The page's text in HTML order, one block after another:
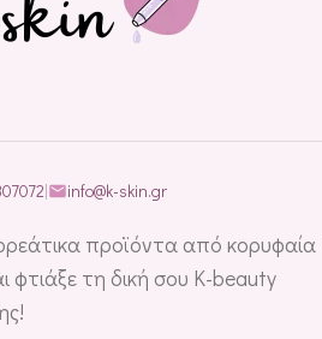
προϊόντα από κορυφαία
φτιάξε τη δική σου K-beauty